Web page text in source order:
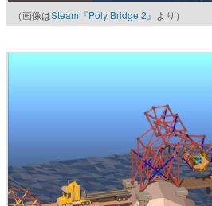
（画像はSteam『Poly Bridge 2』 より）